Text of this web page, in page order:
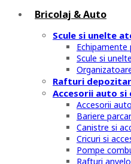
Bricolaj & Auto
Scule si unelte
Scule si unelte
Rafturi
Accesorii auto si
Accesorii auto
Bariere
Canistre si
Cricuri si
Pompe
Rafturi